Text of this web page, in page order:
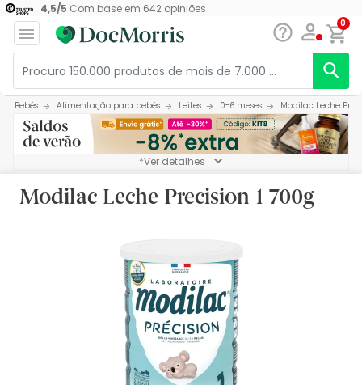
4,5/5 Com base em 642opiniões
0
Bebés Alimentação para bebés Leites 0-6 meses Modilac Leche
*Ver detalhes
Modilac Leche Precision 1 700g